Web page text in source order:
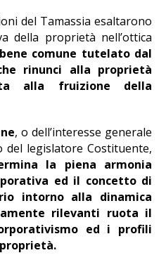
del Tamassia esaltarono
della proprietà nell’ottica
comune tutelato dal
rinunci alla proprietà
alla fruizione della
, o dell’interesse generale
del legislatore Costituente,
la piena armonia
ed il concetto di
intorno alla dinamica
rilevanti ruota il
ed i profili